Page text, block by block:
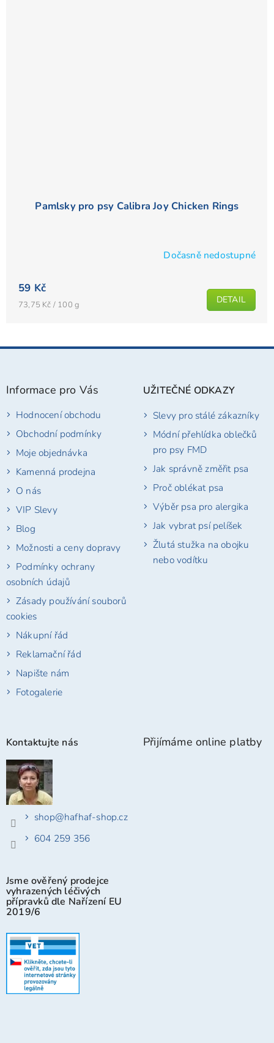
Pamlsky pro psy Calibra Joy Chicken Rings
produktu
je
5
Dočasně nedostupné
59 Kč
Měrná
73,75 Kč / 100 g DETAIL
Z
Informace pro Vás
Hodnocení obchodu
Obchodní podmínky
Moje objednávka
Kamenná prodejna
O nás
VIP Slevy
Blog
Možnosti a ceny dopravy
Podmínky ochrany
osobních údajů
Zásady používání souborů
cookies
Nákupní řád
Reklamační řád
Napište nám
Fotogalerie
UŽITEČNÉ ODKAZY
Slevy pro stálé zákazníky
Módní přehlídka oblečků
pro psy FMD
Jak správně změřit psa
Proč oblékat psa
Výběr psa pro alergika
Jak vybrat psí pelíšek
Žlutá stužka na obojku
nebo vodítku
Kontaktujte nás
shop@hafhaf-shop.cz
604 259 356
Jsme ověřený prodejce
vyhrazených léčivých
přípravků dle Nařízení EU
2019/6
Přijímáme online platby